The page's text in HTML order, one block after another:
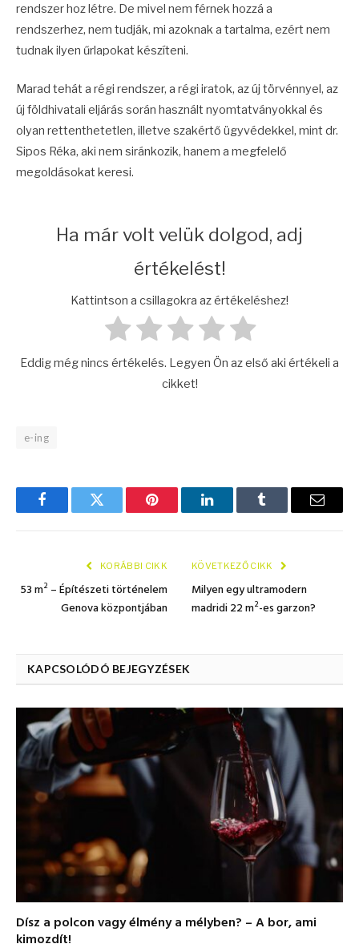
rendszer hoz létre. De mivel nem férnek hozzá a
rendszerhez, nem tudják, mi azoknak a tartalma, ezért nem
tudnak ilyen űrlapokat készíteni.
Marad tehát a régi rendszer, a régi iratok, az új törvénnyel, az
új földhivatali eljárás során használt nyomtatványokkal és
olyan rettenthetetlen, illetve szakértő ügyvédekkel, mint dr.
Sipos Réka, aki nem siránkozik, hanem a megfelelő
megoldásokat keresi.
Ha már volt velük dolgod, adj
értékelést!
Kattintson a csillagokra az értékeléshez!
Eddig még nincs értékelés. Legyen Ön az első aki értékeli a
cikket!
e-ing
FacebookTwitter Pinterest LinkedInTumblr
E.-
KORÁBBI CIKK
53 m2 – Építészeti történelem
Genova központjában
KÖVETKEZŐ CIKK
Milyen egy ultramodern
madridi 22 m2-es garzon?
KAPCSOLÓDÓ BEJEGYZÉSEK
Dísz a polcon vagy élmény a mélyben? – A bor, ami
kimozdít!